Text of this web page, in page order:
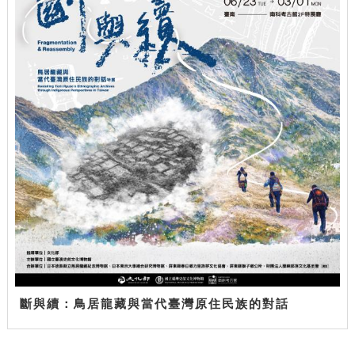
斷與續：鳥居龍藏與當代臺灣原住民族的對話